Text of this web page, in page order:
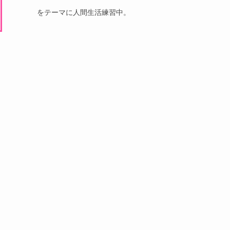
をテーマに人間生活練習中。